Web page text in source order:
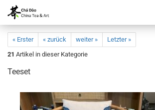
« Erster « zurück weiter »
Letzter »
21 Artikel in dieser Kategorie
Teeset